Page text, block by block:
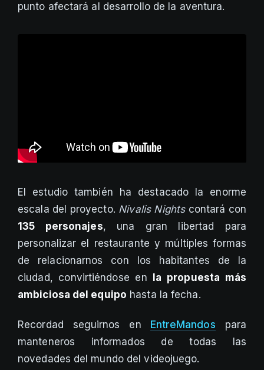
punto afectará al desarrollo de la aventura.
El estudio también ha destacado la enorme
escala del proyecto. Nivalis Nightscontará con
135 personajes, una gran libertad para
personalizar el restaurante y múltiples formas
de relacionarnos con los habitantes de la
ciudad, convirtiéndose en la propuesta más
ambiciosa del equipo hasta la fecha.
Recordad seguirnos en EntreMandos para
manteneros informados de todas las
novedades del mundo del videojuego.